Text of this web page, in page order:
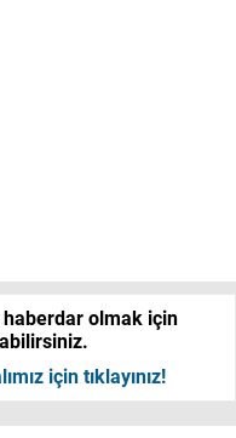
olmak için
için tıklayınız!